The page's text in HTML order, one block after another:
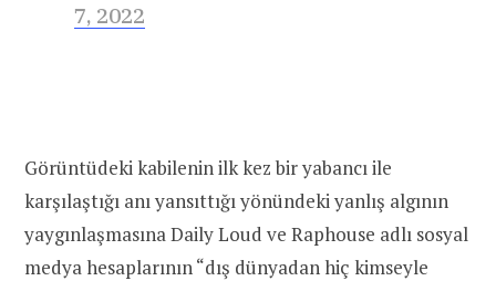
7, 2022
Görüntüdeki kabilenin ilk kez bir yabancı ile
karşılaştığı anı yansıttığı yönündeki yanlış algının
yaygınlaşmasına Daily Loud ve Raphouse adlı sosyal
medya hesaplarının “dış dünyadan hiç kimseyle